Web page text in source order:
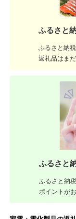
ふるさと
ふるさと納
返礼品はま
ふるさと
ふるさと納
ポイントが